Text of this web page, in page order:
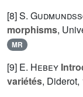
[8]S.
morphisms,
MR
[9] E. Hebey
variétés, Diderot,